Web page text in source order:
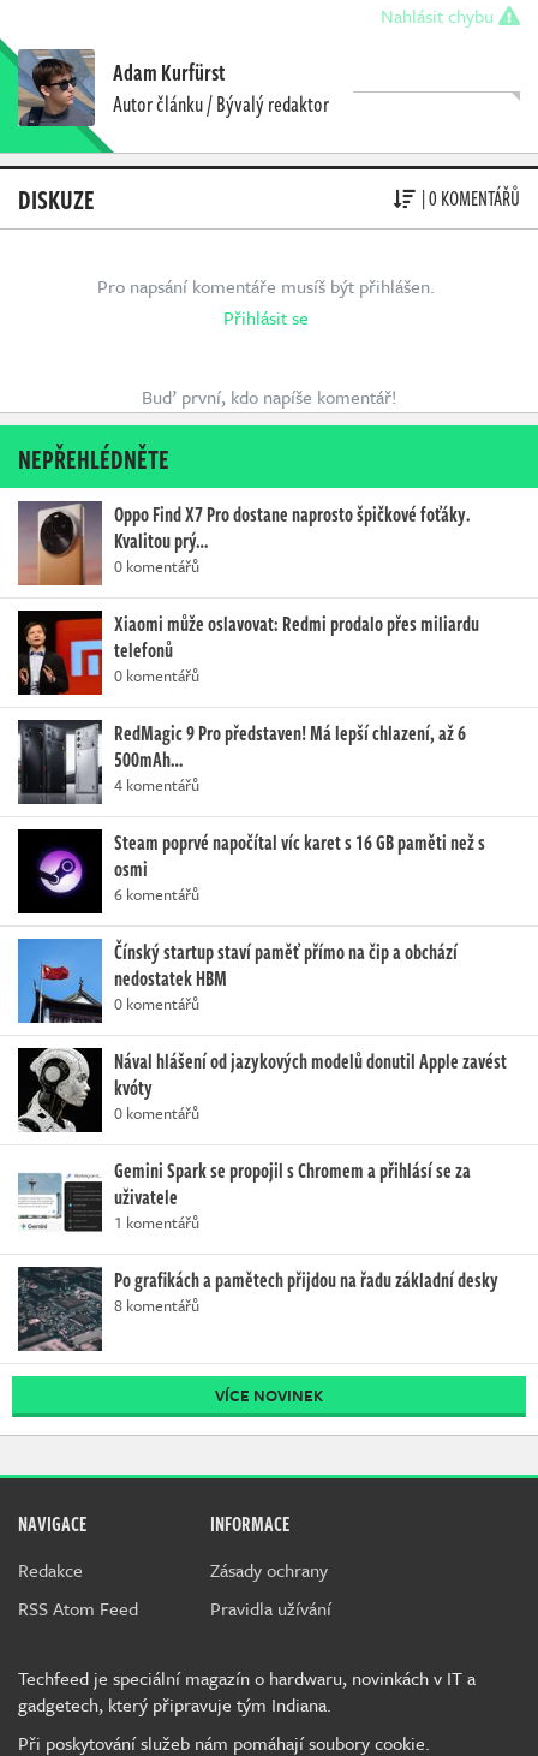
Nahlásit chybu
Adam Kurfürst
Autor článku / Bývalý redaktor
DISKUZE | 0 KOMENTÁŘŮ
Pro napsání komentáře musíš být přihlášen.
Přihlásit se
Buď první, kdo napíše komentář!
NEPŘEHLÉDNĚTE
Oppo Find X7 Pro dostane naprosto špičkové foťáky.
Kvalitou prý…
0 komentářů
Xiaomi může oslavovat: Redmi prodalo přes miliardu
telefonů
0 komentářů
RedMagic 9 Pro představen! Má lepší chlazení, až 6
500mAh…
4 komentářů
Steam poprvé napočítal víc karet s 16 GB paměti než s
osmi
6 komentářů
Čínský startup staví paměť přímo na čip a obchází
nedostatek HBM
0 komentářů
Nával hlášení od jazykových modelů donutil Apple zavést
kvóty
0 komentářů
Gemini Spark se propojil s Chromem a přihlásí se za
uživatele
1 komentářů
Po grafikách a pamětech přijdou na řadu základní desky
8 komentářů
VÍCE NOVINEK
NAVIGACE
Redakce
RSS Atom Feed
INFORMACE
Zásady ochrany
Pravidla užívání
Techfeed je speciální magazín o hardwaru, novinkách v IT a
gadgetech, který připravuje tým Indiana.
Při poskytování služeb nám pomáhají soubory cookie.